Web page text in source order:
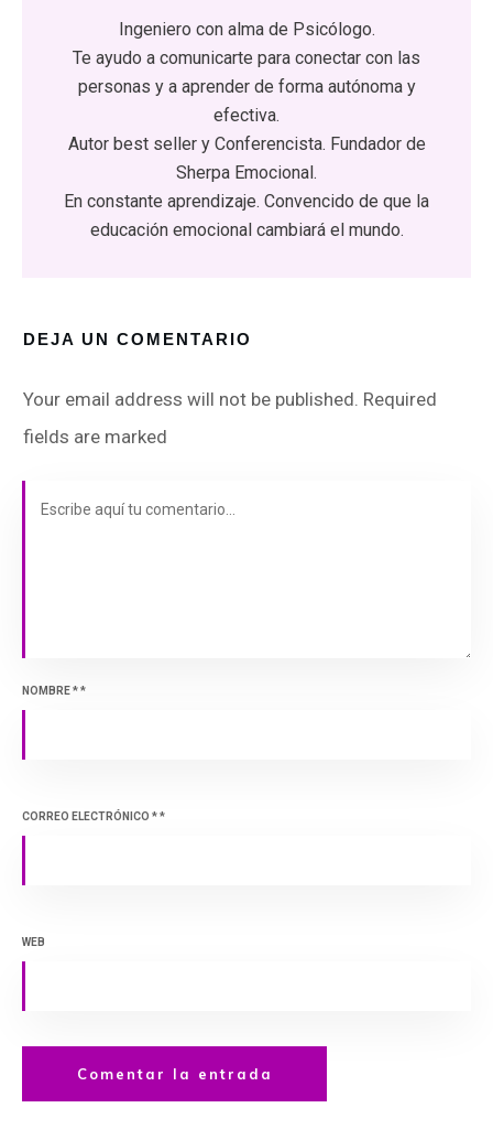
Ingeniero con alma de Psicólogo.
Te ayudo a comunicarte para conectar con las
personas y a aprender de forma autónoma y
efectiva.
Autor best seller y Conferencista. Fundador de
Sherpa Emocional.
En constante aprendizaje. Convencido de que la
educación emocional cambiará el mundo.
DEJA UN COMENTARIO
Your email address will not be published. Required
fields are marked
NOMBRE**
CORREO ELECTRÓNICO **
WEB
Comentar la entrada